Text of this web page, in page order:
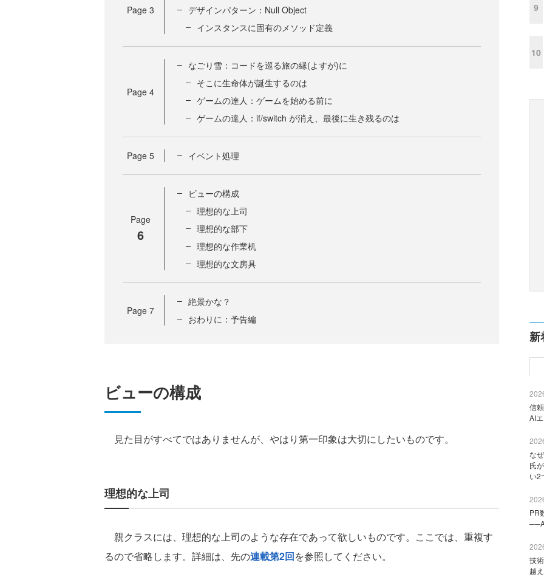
Page 3
デザインパターン：Null Object
インスタンスに固有のメソッド定義
Page 4
なごり雪：コードを巡る旅の縁(よすが)に
そこに生命体が誕生するのは
ゲームの達人：ゲームを始める前に
ゲームの達人：if/switch が消え、最後に生き残るのは
Page 5 イベント処理
Page
6
ビューの構成
理想的な上司
理想的な部下
理想的な作業机
理想的な文房具
Page 7
絶景かな？
おわりに：予告編
ビューの構成
見た目がすべてではありませんが、やはり第一印象は大切にしたいものです。
理想的な上司
親クラスには、理想的な上司のような存在であって欲しいものです。ここでは、重複す
るので省略します。詳細は、先の連載第2回を参照してください。
9
10
新
信
AI
な
氏
い2
PR
技
越